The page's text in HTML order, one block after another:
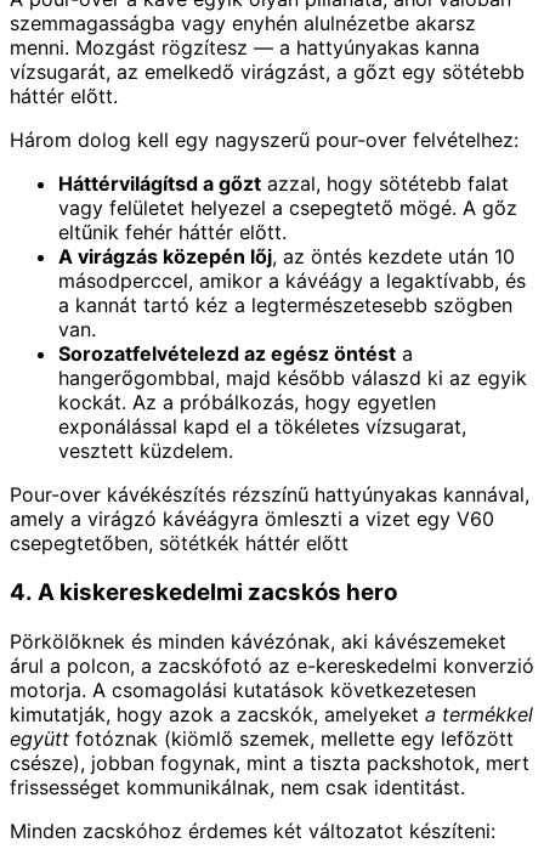
szemmagasságba vagy enyhén alulnézetbe akarsz
menni. Mozgást rögzítesz — a hattyúnyakas kanna
vízsugarát, az emelkedő virágzást, a gőzt egy sötétebb
háttér előtt.
Három dolog kell egy nagyszerű pour-over felvételhez:
Háttérvilágítsd a gőzt azzal, hogy sötétebb falat
vagy felületet helyezel a csepegtető mögé. A gőz
eltűnik fehér háttér előtt.
A virágzás közepén lőj, az öntés kezdete után 10
másodperccel, amikor a kávéágy a legaktívabb, és
a kannát tartó kéz a legtermészetesebb szögben
van.
Sorozatfelvételezd az egész öntést a
hangerőgombbal, majd később válaszd ki az egyik
kockát. Az a próbálkozás, hogy egyetlen
exponálással kapd el a tökéletes vízsugarat,
vesztett küzdelem.
Pour-over kávékészítés rézszínű hattyúnyakas kannával,
amely a virágzó kávéágyra ömleszti a vizet egy V60
csepegtetőben, sötétkék háttér előtt
4. A kiskereskedelmi zacskós hero
Pörkölőknek és minden kávézónak, aki kávészemeket
árul a polcon, a zacskófotó az e-kereskedelmi konverzió
motorja. A csomagolási kutatások következetesen
kimutatják, hogy azok a zacskók, amelyeket a termékkel
együtt fotóznak (kiömlő szemek, mellette egy lefőzött
csésze), jobban fogynak, mint a tiszta packshotok, mert
frissességet kommunikálnak, nem csak identitást.
Minden zacskóhoz érdemes két változatot készíteni: